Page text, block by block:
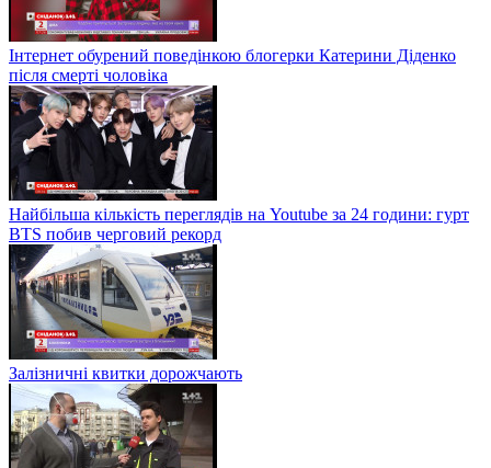
Інтернет обурений поведінкою блогерки Катерини Діденко
після смерті чоловіка
Найбільша кількість переглядів на Youtube за 24 години: гурт
BTS побив черговий рекорд
Залізничні квитки дорожчають